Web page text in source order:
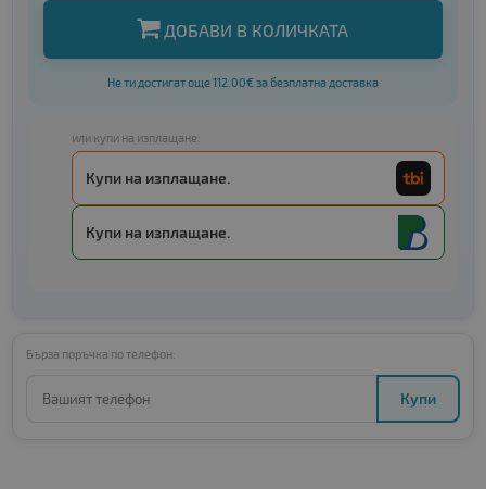
ДОБАВИ В КОЛИЧКАТА
Не ти достигат още 112.00€ за безплатна доставка
или купи на изплащане:
Купи на изплащане.
Купи на изплащане.
Бърза поръчка по телефон:
Купи